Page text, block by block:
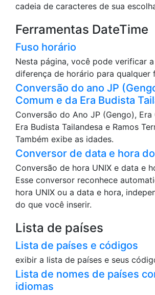
cadeia de caracteres de sua
Ferramentas DateTime
Fuso horário
Nesta página, você pode verificar
diferença de horário para qualquer
Conversão do ano JP
Comum e da Era Budista
Conversão do Ano JP (Gengo), Era
Era Budista Tailandesa e Ramos
Também exibe as idades.
Conversor de data e hora
Conversão de hora UNIX e data e
Esse conversor reconhece
hora UNIX ou a data e hora,
do que você inserir.
Lista de países
Lista de países e códigos
exibir a lista de países e seus
Lista de nomes de países
idiomas